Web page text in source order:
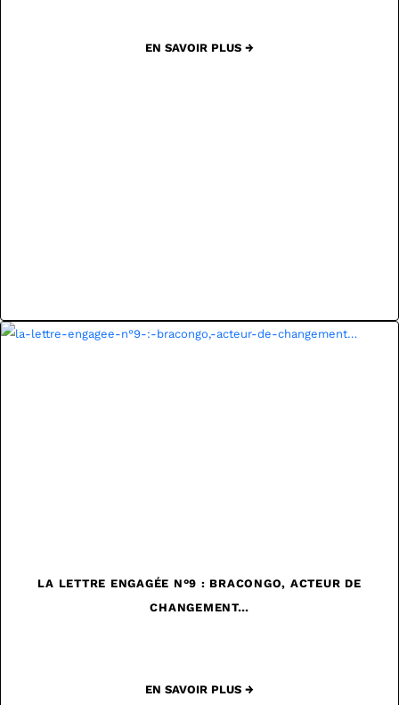
EN SAVOIR PLUS →
LA LETTRE ENGAGÉE N°9 : BRACONGO, ACTEUR DE
CHANGEMENT…
EN SAVOIR PLUS →